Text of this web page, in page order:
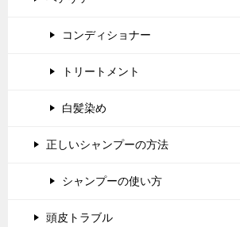
コンディショナー
トリートメント
白髪染め
正しいシャンプーの方法
シャンプーの使い方
頭皮トラブル